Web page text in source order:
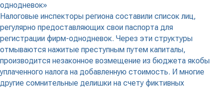
однодневок»
Налоговые инспекторы региона составили список лиц,
регулярно предоставляющих свои паспорта для
регистрации фирм-однодневок. Через эти структуры
отмываются нажитые преступным путем капиталы,
производится незаконное возмещение из бюджета якобы
уплаченного налога на добавленную стоимость. И многие
другие сомнительные делишки на счету фиктивных